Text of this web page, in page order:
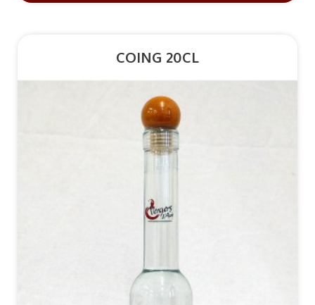
COING 20CL